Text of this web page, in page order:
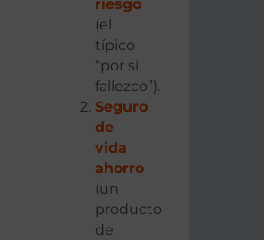
riesgo
(el
típico
“por si
fallezco”).
Seguro
de
vida
ahorro
(un
producto
de